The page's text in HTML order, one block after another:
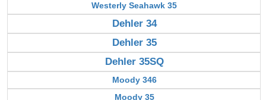
Westerly Seahawk 35
Dehler 34
Dehler 35
Dehler 35SQ
Moody 346
Moody 35